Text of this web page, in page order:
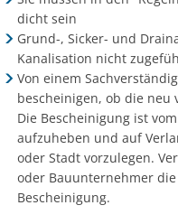
dicht sein
Grund-, Sicker- und
Kanalisation nicht
Von einem
bescheinigen, ob die
Die Bescheinigung ist
aufzuheben und auf
oder Stadt vorzulegen.
oder Bauunternehmer
Bescheinigung.